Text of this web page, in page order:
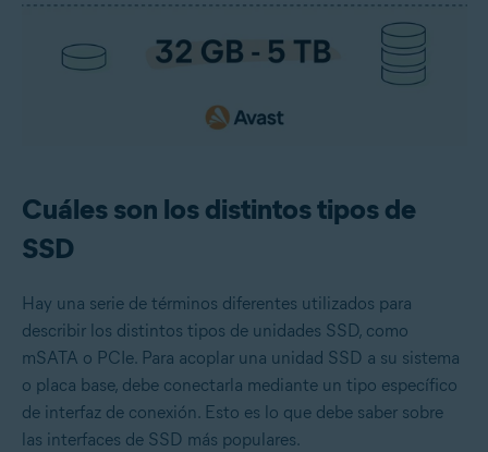
Cuáles son los distintos tipos de
SSD
Hay una serie de términos diferentes utilizados para
describir los distintos tipos de unidades SSD, como
mSATA o PCIe. Para acoplar una unidad SSD a su sistema
o placa base, debe conectarla mediante un tipo específico
de interfaz de conexión. Esto es lo que debe saber sobre
las interfaces de SSD más populares.